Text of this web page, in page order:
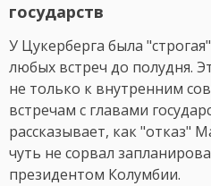
государств
У Цукерберга была
любых встреч до полудня.
не только к внутренним
встречам с главами
рассказывает, как "отказ"
чуть не сорвал
президентом Колумбии.